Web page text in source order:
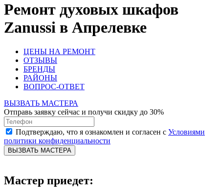
Ремонт духовых шкафов
Zanussi в Апрелевке
ЦЕНЫ НА РЕМОНТ
ОТЗЫВЫ
БРЕНДЫ
РАЙОНЫ
ВОПРОС-ОТВЕТ
ВЫЗВАТЬ МАСТЕРА
Отправь заявку сейчас и получи скидку до 30%
Подтверждаю, что я ознакомлен и согласен с Условиями
политики конфиденциальности
ВЫЗВАТЬ МАСТЕРА
Мастер приедет: